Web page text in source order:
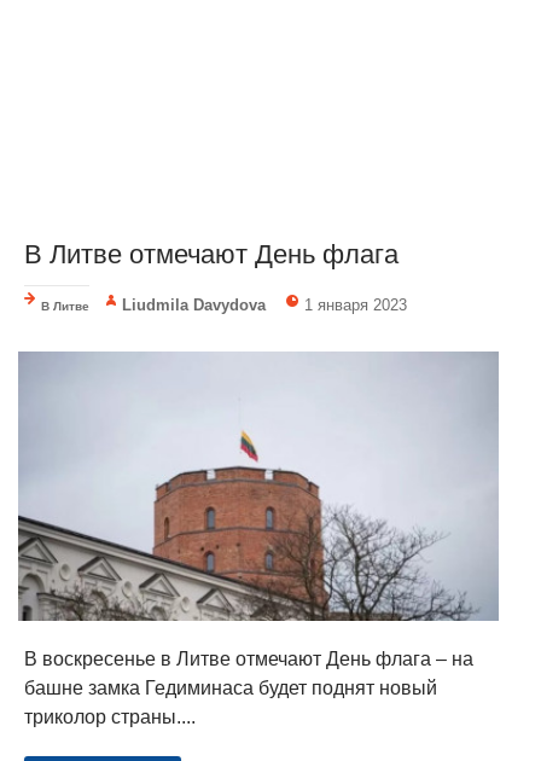
В Литве отмечают День флага
В Литве Liudmila Davydova 1 января 2023
В воскресенье в Литве отмечают День флага – на
башне замка Гедиминаса будет поднят новый
триколор страны....